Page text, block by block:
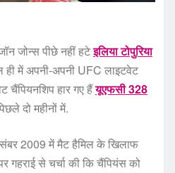
जोन्स पीछे नहीं हटेइलिया टोपुरिया
में अपनी-अपनी UFC लाइटवेट
चैंपियनशिप हार गए हैंयूएफसी 328
दो महीनों में.
2009 में मैट हैमिल के खिलाफ
गहराई से चर्चा की कि चैंपियंस को